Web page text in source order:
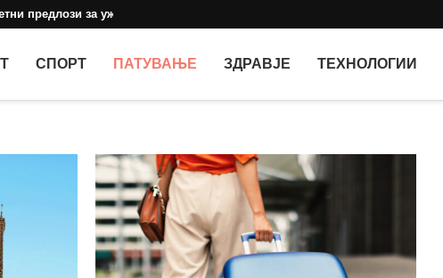
предлози за уживање со...
СПОРТ ПАТУВАЊЕ ЗДРАВЈЕ ТЕХНОЛОГИИ